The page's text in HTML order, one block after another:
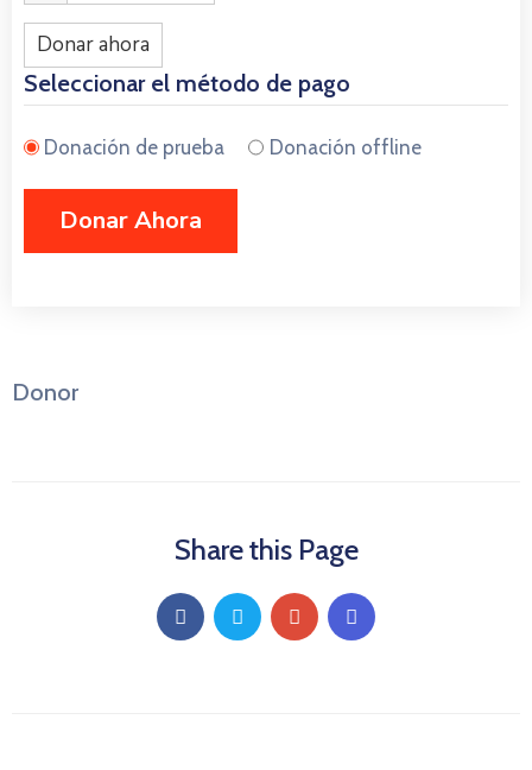
Donar ahora
Seleccionar el método de pago
Donación de prueba Donación offline
Donor
Share this Page